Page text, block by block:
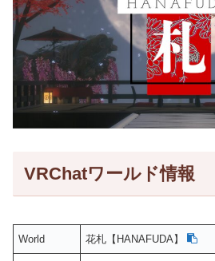
VRChatワールド情報
World 花札【HANAFUDA】